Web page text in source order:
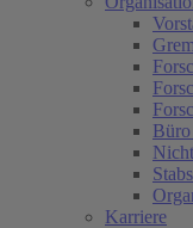
Karriere